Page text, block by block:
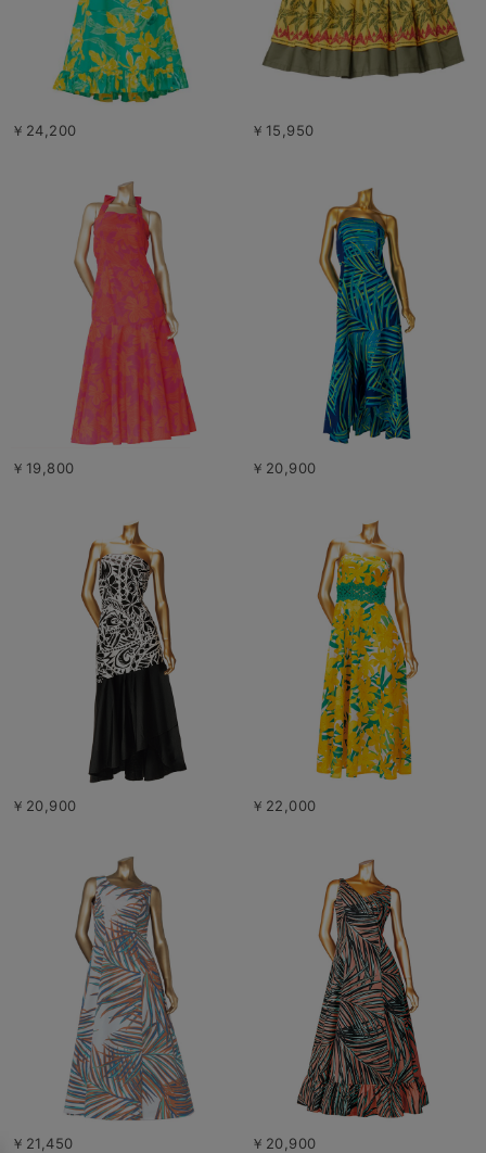
￥24,200 ￥15,950
￥19,800 ￥20,900
￥20,900 ￥22,000
￥21,450 ￥20,900